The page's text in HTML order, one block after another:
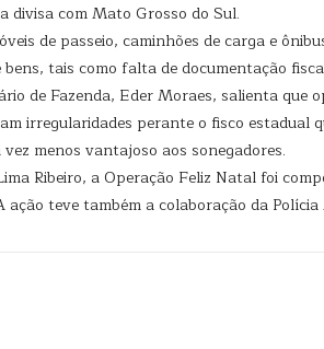
divisa com Mato Grosso do Sul.
de passeio, caminhões de carga e
tais como falta de documentação
de Fazenda, Eder Moraes, salienta que
irregularidades perante o fisco estadual
menos vantajoso aos sonegadores.
Ribeiro, a Operação Feliz Natal foi
teve também a colaboração da